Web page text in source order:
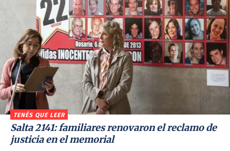
TENÉS QUE LEER
Salta 2141: familiares renovaron el reclamo de
justicia en el memorial